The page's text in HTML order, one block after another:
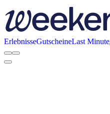
ErlebnisseGutscheineLast Minute